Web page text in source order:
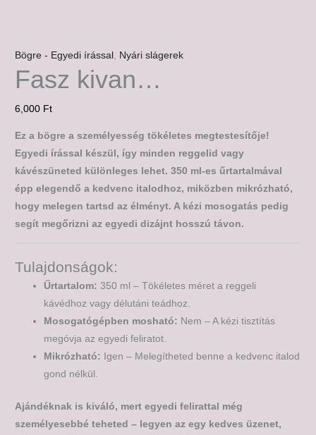
Bögre - Egyedi írással , Nyári slágerek
Fasz kivan…
6,000 Ft
Ez a bögre a személyesség tökéletes megtestesítője!
Egyedi írással készül, így minden reggelid vagy
kávészüneted különleges lehet. 350 ml-es űrtartalmával
épp elegendő a kedvenc italodhoz, miközben mikrózható,
hogy melegen tartsd az élményt. A kézi mosogatás pedig
segít megőrizni az egyedi dizájnt hosszú távon.
Tulajdonságok:
Űrtartalom: 350 ml – Tökéletes méret a reggeli
kávédhoz vagy délutáni teádhoz.
Mosogatógépben mosható: Nem – A kézi tisztítás
megóvja az egyedi feliratot.
Mikrózható: Igen – Melegítheted benne a kedvenc italod
gond nélkül.
Ajándéknak is kiváló, mert egyedi felirattal még
személyesebbé teheted – legyen az egy kedves üzenet,